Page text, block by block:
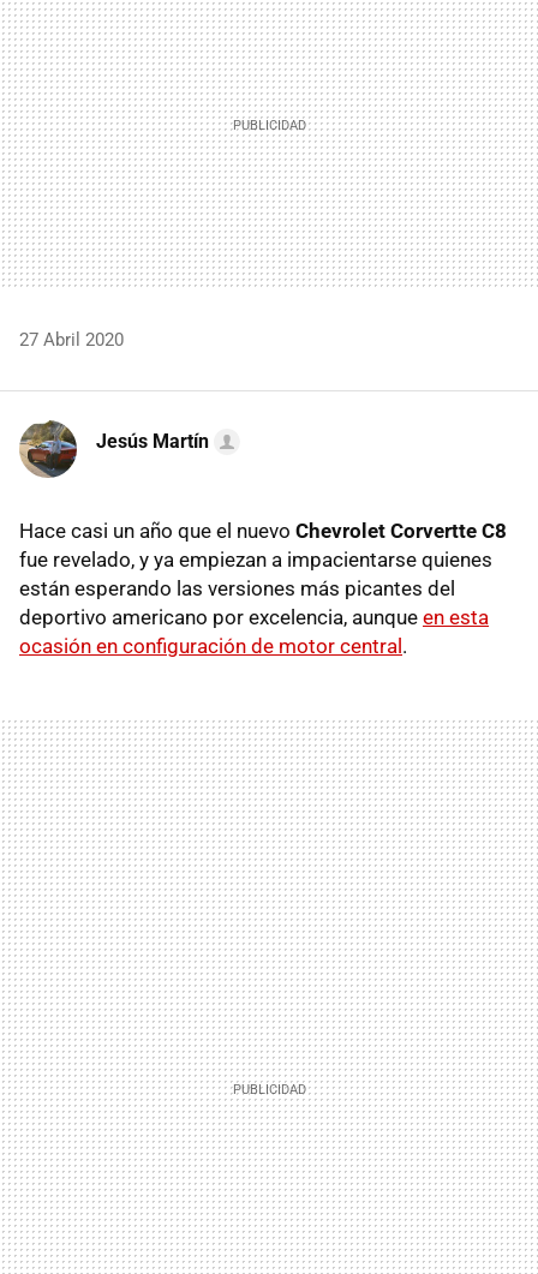
27 Abril 2020
Jesús Martín
Hace casi un año que el nuevo Chevrolet Corvertte C8
fue revelado, y ya empiezan a impacientarse quienes
están esperando las versiones más picantes del
deportivo americano por excelencia, aunque en esta
ocasión en configuración de motor central.